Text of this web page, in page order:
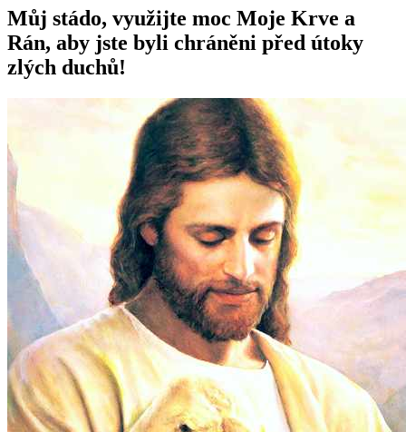
Můj stádo, využijte moc Moje Krve a
Rán, aby jste byli chráněni před útoky
zlých duchů!